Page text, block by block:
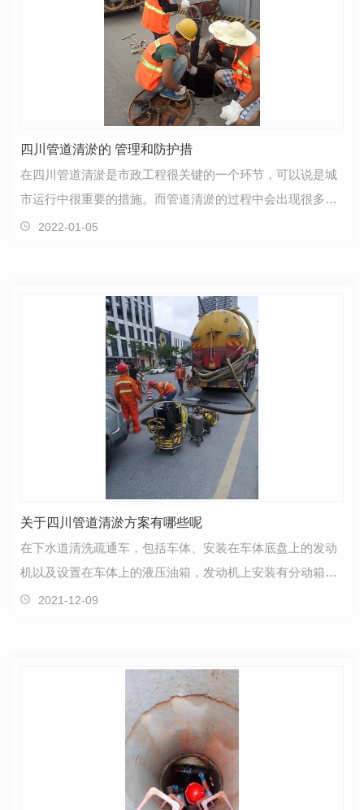
四川管道清淤的 管理和防护措
在四川管道清淤是市政工程很关键的一个环节，可以说是城
市运行中很重要的措施。而管道清淤的过程中会出现很多意
外或者说危险事故，也就是管道清淤是有一定的危险隐…
2022-01-05
关于四川管道清淤方案有哪些呢
在下水道清洗疏通车，包括车体、安装在车体底盘上的发动
机以及设置在车体上的液压油箱，发动机上安装有分动箱，
分动箱动力输出轴上分别安装双联齿轮泵和高压柱塞泵…
2021-12-09